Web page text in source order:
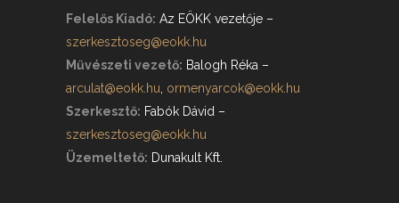
Felelős Kiadó: Az EÖKK vezetője –
szerkesztoseg@eokk.hu
Művészeti vezető: Balogh Réka –
arculat@eokk.hu, ormenyarcok@eokk.hu
Szerkesztő: Fabók Dávid –
szerkesztoseg@eokk.hu
Üzemeltető: Dunakult Kft.